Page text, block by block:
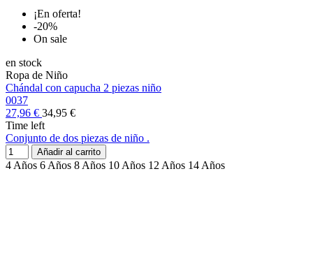
¡En oferta!
-20%
On sale
en stock
Ropa de Niño
Chándal con capucha 2 piezas niño
0037
27,96 € 34,95 €
Time left
Conjunto de dos piezas de niño .
Añadir al carrito
4 Años 6 Años 8 Años 10 Años 12 Años 14 Años